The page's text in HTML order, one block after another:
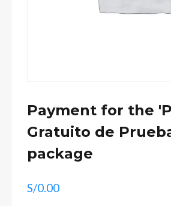
Payment for the
Gratuito de
package
S/0.00